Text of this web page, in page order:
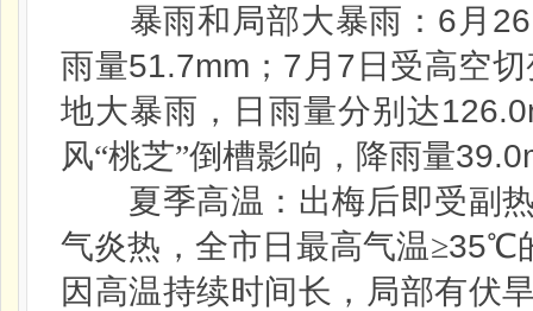
暴雨和局部大暴雨： 6 月 26
雨量51.7mm ； 7 月 7 日 受高空
地大暴雨，日雨量分别达
风“桃芝”倒槽影响，降雨量
夏季高温：出梅后即受副
气炎热，全市日最高气温≥35℃
因高温持续时间长，局部有伏